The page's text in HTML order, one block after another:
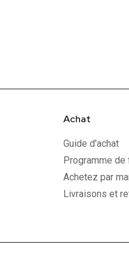
Achat
Guide d'achat
Programme
Achetez par
Livraisons et